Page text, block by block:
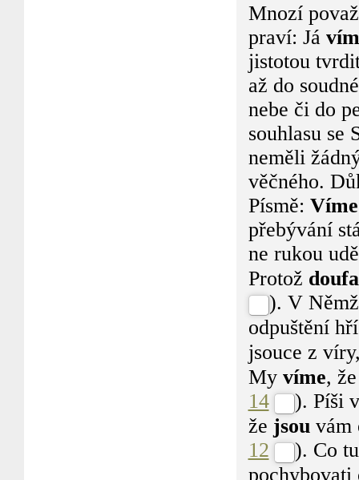
Mnozí
praví: Já vím
jistotou
až do
nebe či do
souhlasu se
neměli
věčného.
Písmě: Víme
přebývání
ne rukou
Protož
). V
odpuštění
jsouce z
My víme,
14
). Píši
že jsou vám
12
). Co
pochybovati